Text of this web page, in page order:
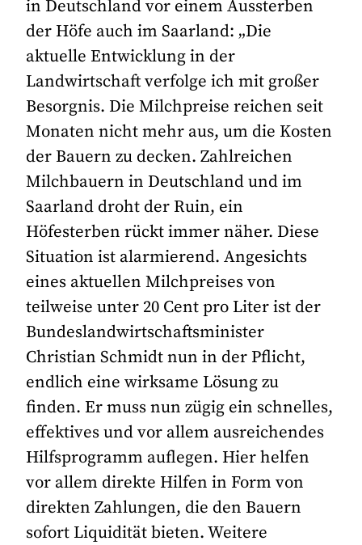
in Deutschland vor einem Aussterben
der Höfe auch im Saarland: „Die
aktuelle Entwicklung in der
Landwirtschaft verfolge ich mit großer
Besorgnis. Die Milchpreise reichen seit
Monaten nicht mehr aus, um die Kosten
der Bauern zu decken. Zahlreichen
Milchbauern in Deutschland und im
Saarland droht der Ruin, ein
Höfesterben rückt immer näher. Diese
Situation ist alarmierend. Angesichts
eines aktuellen Milchpreises von
teilweise unter 20 Cent pro Liter ist der
Bundeslandwirtschaftsminister
Christian Schmidt nun in der Pflicht,
endlich eine wirksame Lösung zu
finden. Er muss nun zügig ein schnelles,
effektives und vor allem ausreichendes
Hilfsprogramm auflegen. Hier helfen
vor allem direkte Hilfen in Form von
direkten Zahlungen, die den Bauern
sofort Liquidität bieten. Weitere